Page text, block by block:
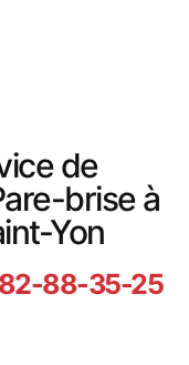
de
brise à
Yon
82-88-35-25